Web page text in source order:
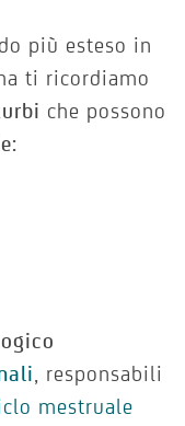
più esteso in
ti ricordiamo
che possono
, responsabili
mestruale